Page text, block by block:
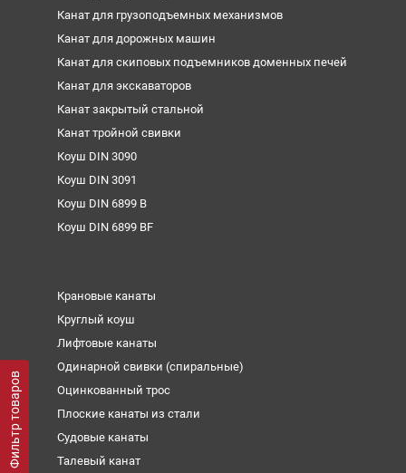
Фильтр товаров
Канат для грузоподъемных механизмов
Канат для дорожных машин
Канат для скиповых подъемников доменных печей
Канат для экскаваторов
Канат закрытый стальной
Канат тройной свивки
Коуш DIN 3090
Коуш DIN 3091
Коуш DIN 6899 B
Коуш DIN 6899 BF
Крановые канаты
Круглый коуш
Лифтовые канаты
Одинарной свивки (спиральные)
Оцинкованный трос
Плоские канаты из стали
Судовые канаты
Талевый канат